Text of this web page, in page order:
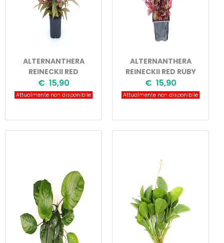
ALTERNANTHERA
REINECKII RED
€ 15,90
Attualmente non disponibile
ALTERNANTHERA
REINECKII RED RUBY
€ 15,90
Attualmente non disponibile